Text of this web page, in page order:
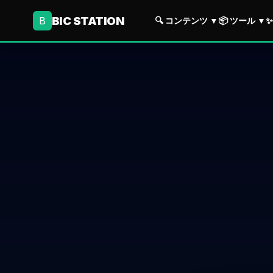
B BIC STATION 🔍 コンテンツ ▼ 📦 ツール▼